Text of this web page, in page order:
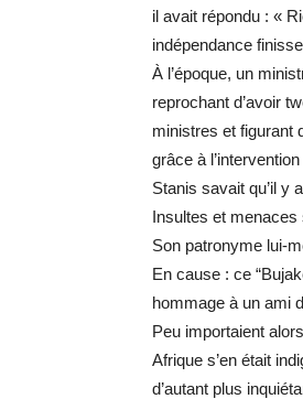
il avait répondu : «
indépendance
À l’époque, un
reprochant d’avoir
ministres et figurant
grâce à
Stanis savait qu’il y
Insultes et
Son patronyme lui-
En cause : ce
hommage à un ami
Peu importaient
Afrique s’en était
d’autant plus